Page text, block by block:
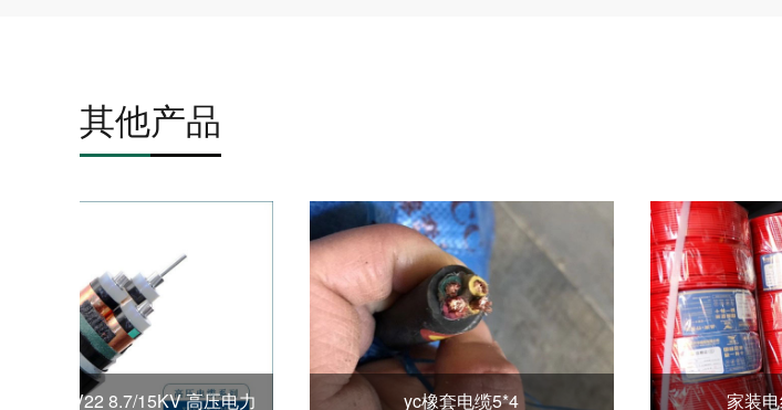
其他产品
BV4平方电线 ZR-DJYPVP 2*2*1.5